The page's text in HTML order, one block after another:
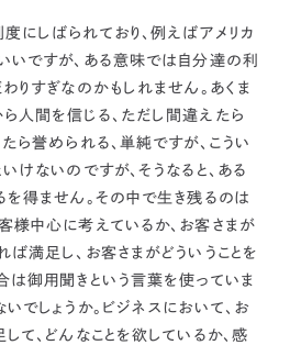
しばられており、例えばアメリカ
いですが、ある意味では自分達の利
りすぎなのかもしれません。あくま
人間を信じる、ただし 間違えたら
ら誉められる、単純ですが、こうい
いけないのですが、そうなると、ある
を得ません。その中で生き残るのは
様中心に考えているか、お客さまが
満足し、お客さまがどういうことを
は御用聞きという言葉を使っていま
でしょうか。 ビジネスにおいて、お
て、どんなことを欲しているか、感